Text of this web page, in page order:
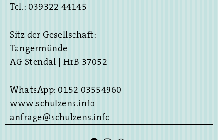
Tel.: 039322 44145
Sitz der Gesellschaft:
Tangermünde
AG Stendal | HrB 37052
WhatsApp: 0152 03554960
www.schulzens.info
anfrage@schulzens.info